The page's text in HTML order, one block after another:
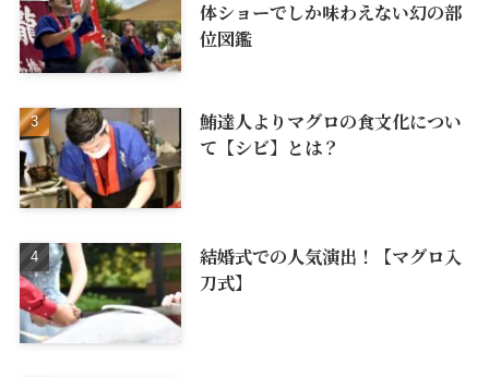
体ショーでしか味わえない幻の部
位図鑑
鮪達人よりマグロの食文化につい
て【シビ】とは？
結婚式での人気演出！【マグロ入
刀式】